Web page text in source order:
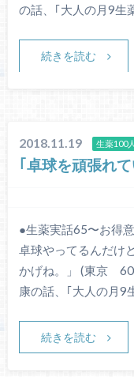
の話、｢大人の月9生
続きを読む
2018.11.19 生薬100
｢卓球を頑張れて
●生薬実話65〜お得
卓球やってるんだけ
かげね。」 (東京
康の話、｢大人の月9
続きを読む